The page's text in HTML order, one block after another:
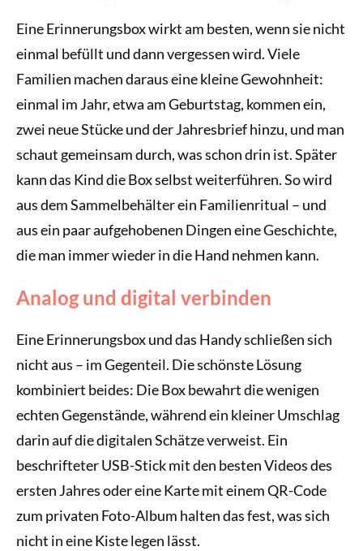
Eine Erinnerungsbox wirkt am besten, wenn sie nicht
einmal befüllt und dann vergessen wird. Viele
Familien machen daraus eine kleine Gewohnheit:
einmal im Jahr, etwa am Geburtstag, kommen ein,
zwei neue Stücke und der Jahresbrief hinzu, und man
schaut gemeinsam durch, was schon drin ist. Später
kann das Kind die Box selbst weiterführen. So wird
aus dem Sammelbehälter ein Familienritual – und
aus ein paar aufgehobenen Dingen eine Geschichte,
die man immer wieder in die Hand nehmen kann.
Analog und digital verbinden
Eine Erinnerungsbox und das Handy schließen sich
nicht aus – im Gegenteil. Die schönste Lösung
kombiniert beides: Die Box bewahrt die wenigen
echten Gegenstände, während ein kleiner Umschlag
darin auf die digitalen Schätze verweist. Ein
beschrifteter USB-Stick mit den besten Videos des
ersten Jahres oder eine Karte mit einem QR-Code
zum privaten Foto-Album halten das fest, was sich
nicht in eine Kiste legen lässt.